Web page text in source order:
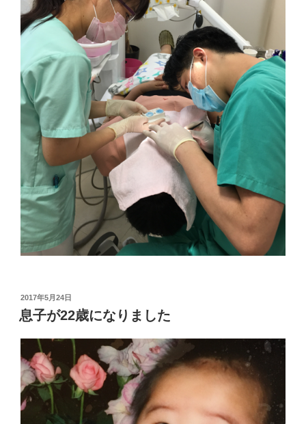
投
稿
日:
2017年5月24日
息子が22歳になりました